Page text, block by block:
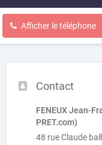
Afficher le téléphone
Contact
FENEUX Jean-
PRET.com)
48 rue Claude